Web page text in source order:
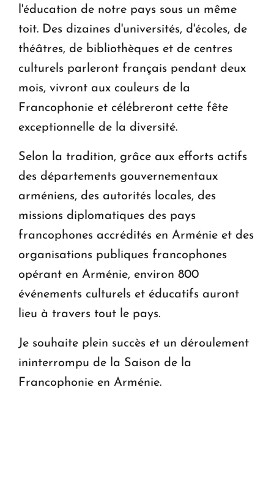
l'éducation de notre pays sous un même
toit. Des dizaines d'universités, d'écoles, de
théâtres, de bibliothèques et de centres
culturels parleront français pendant deux
mois, vivront aux couleurs de la
Francophonie et célébreront cette fête
exceptionnelle de la diversité.
Selon la tradition, grâce aux efforts actifs
des départements gouvernementaux
arméniens, des autorités locales, des
missions diplomatiques des pays
francophones accrédités en Arménie et des
organisations publiques francophones
opérant en Arménie, environ 800
événements culturels et éducatifs auront
lieu à travers tout le pays.
Je souhaite plein succès et un déroulement
ininterrompu de la Saison de la
Francophonie en Arménie.